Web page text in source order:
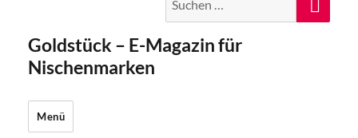
nach:
Goldstück – E-Magazin für
Nischenmarken
Menü